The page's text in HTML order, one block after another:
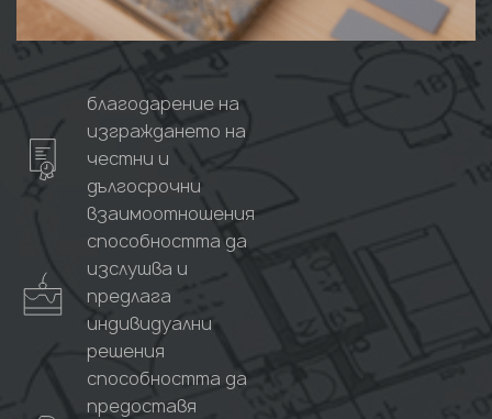
благодарение на
изграждането на
честни и
дългосрочни
взаимоотношения
способността да
изслушва и
предлага
индивидуални
решения
способността да
предоставя